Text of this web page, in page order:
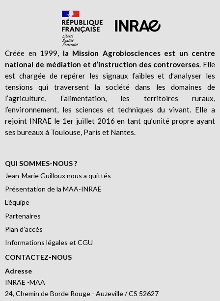
Créée en 1999, la Mission Agrobiosciences est un centre
national de médiation et d’instruction des controverses. Elle
est chargée de repérer les signaux faibles et d’analyser les
tensions qui traversent la société dans les domaines de
l’agriculture, l’alimentation, les territoires ruraux,
l’environnement, les sciences et techniques du vivant. Elle a
rejoint INRAE le 1er juillet 2016 en tant qu’unité propre ayant
ses bureaux à Toulouse, Paris et Nantes.
QUI SOMMES-NOUS ?
Jean-Marie Guilloux nous a quittés
Présentation de la MAA-INRAE
L’équipe
Partenaires
Plan d’accès
Informations légales et CGU
CONTACTEZ-NOUS
Adresse
INRAE -MAA
24, Chemin de Borde Rouge - Auzeville / CS 52627